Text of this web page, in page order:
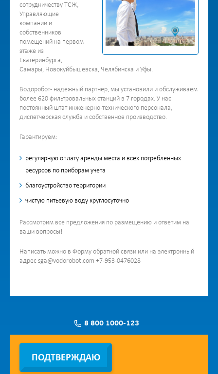
сотрудничеству ТСЖ,
Управляющие
компании и
собственников
помещений на первом
этаже из
Екатеринбурга,
Самары, Новокуйбышевска, Челябинска и Уфы.
Водоробот - надежный партнер, мы установили и обслуживаем
более 620 фильтровальных станций в 7 городах. У нас
постоянный штат инженерно-технического персонала,
диспетчерская служба и собственное производство.
Гарантируем:
регулярную оплату аренды места и всех потребленных
ресурсов по приборам учета
благоустройство территории
чистую питьевую воду круглосуточно
Рассмотрим все предложения по размещению и ответим на
ваши вопросы!
Написать можно в Форму обратной связи или на электронный
адрес sga@vodorobot.com +7-953-0476028
8 800 1000-123
Заявка на установку
ПОДТВЕРЖДАЮ